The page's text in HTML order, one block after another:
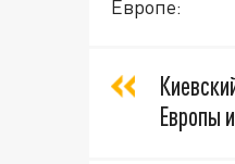
Европе:
Европы